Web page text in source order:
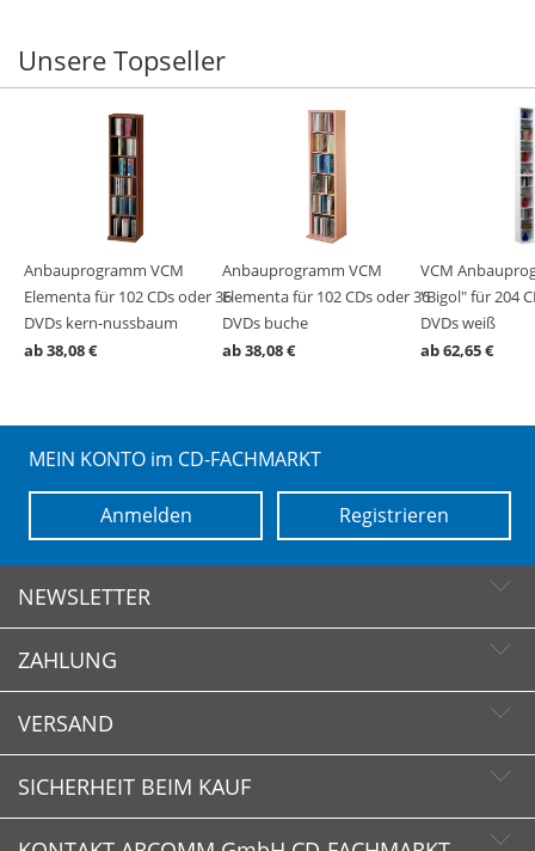
Unsere Topseller
Anbauprogramm VCM
Elementa für 102 CDs oder 36
DVDs kern-nussbaum
ab 38,08 €
Anbauprogramm VCM
Elementa für 102 CDs oder 36
DVDs buche
ab 38,08 €
VCM
"Bigol" für 204
DVDs weiß
ab 62,65 €
MEIN KONTO im CD-FACHMARKT
Registrieren
Anmelden
NEWSLETTER
Newsletter abonnieren
Newsletter abbestellen
ZAHLUNG
VERSAND
SICHERHEIT BEIM KAUF